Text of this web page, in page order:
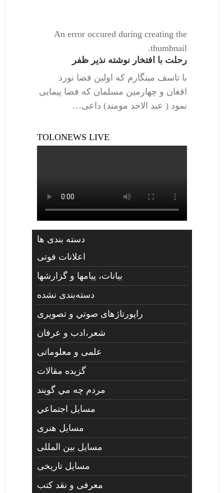
An error occured during creating the
thumbnail.
رحلت با افتخار نوشته نذیر ظفر
با تاسف مینگارم که اولین فضا نورد
افغان و چهارمین مسلمان که فضا پیمایی
نمود ( عبد الاحد مومند) داعی…
TOLONEWS LIVE
دسته بندی ها
اعلانات فوتی
بیانات، پیامها و گزارشها
دسته‌بندی نشده
راپورتاژهای صوتي و تصويری
شعر،ادب و عرفان
علمی و معلوماتی
گزیده مقالات
مردم چه مي گويند
مسايل اجتماعي
مسايل هنری
مسایل بین المللی
مسایل تاریخی
معرفی و نقد کتب